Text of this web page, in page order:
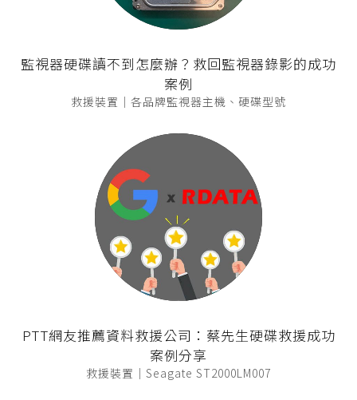
監視器硬碟讀不到怎麼辦？救回監視器錄影的成功
案例
救援裝置｜各品牌監視器主機、硬碟型號
PTT網友推薦資料救援公司：蔡先生硬碟救援成功
案例分享
救援裝置｜Seagate ST2000LM007